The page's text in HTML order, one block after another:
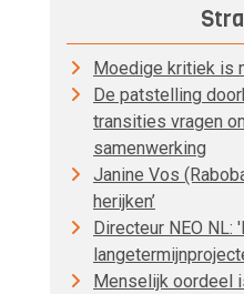
Moedige kritiek is
De patstelling
transities vragen
samenwerking
Janine Vos
herijken’
Directeur NEO NL:
Menselijk oordeel